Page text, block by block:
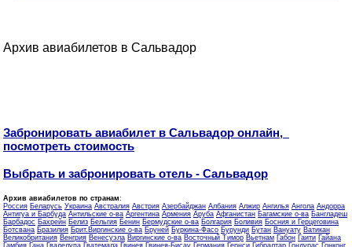
Архив авиабилетов в Сальвадор
Забронировать авиабилет в Сальвадор онлайн,
посмотреть стоимость
Выбрать и забронировать отель - Сальвадор
Архив авиабилетов по странам:
Россия Беларусь Украина Австралия Австрия Азербайджан Албания Алжир Ангилья Ангола Андорра
Антигуа и Барбуда Антильские о-ва Аргентина Армения Аруба Афганистан Багамские о-ва Бангладеш
Барбадос Бахрейн Белиз Бельгия Бенин Бермудские о-ва Болгария Боливия Босния и Герцеговина
Ботсвана Бразилия Брит.Виргинские о-ва Бруней Буркина-Фасо Бурунди Бутан Вануату Ватикан
Великобритания Венгрия Венесуэла Виргинские о-ва Восточный Тимор Вьетнам Габон Гаити Гайана
Гамбия Гана Гваделупа Гватемала Гвинея Гвинея-Бисау Германия Гернси Гибралтар Гондурас Гонконг